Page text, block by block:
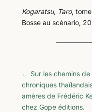
Kogaratsu, Taro,
Bosse au scénario,
← Sur les chemins de
chroniques
amères de Frédéric
chez Gope éditions.